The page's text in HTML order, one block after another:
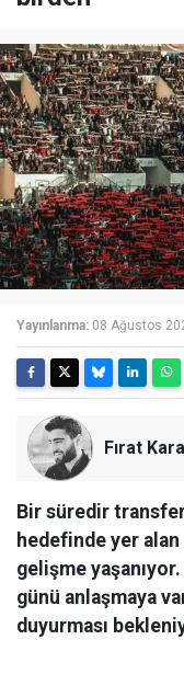
Yayınlanma: 08 Ağustos
Fırat
Bir süredir
hedefinde yer
gelişme
günü anlaşmaya
duyurması